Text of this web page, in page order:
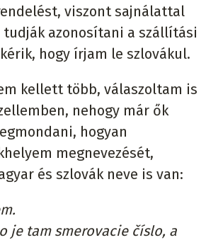
viszont sajnálattal
tudják azonosítani a szállítási
hogy írjam le szlovákul.
kellett több, válaszoltam is
nehogy már ők
hogyan
megnevezését,
és szlovák neve is van:
je tam smerovacie číslo, a